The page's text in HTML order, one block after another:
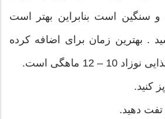
سنگین است بنابراین بهتر است
. بهترین زمان برای اضافه کرده
– 12 ماهگی است.
کنید.
دهید.